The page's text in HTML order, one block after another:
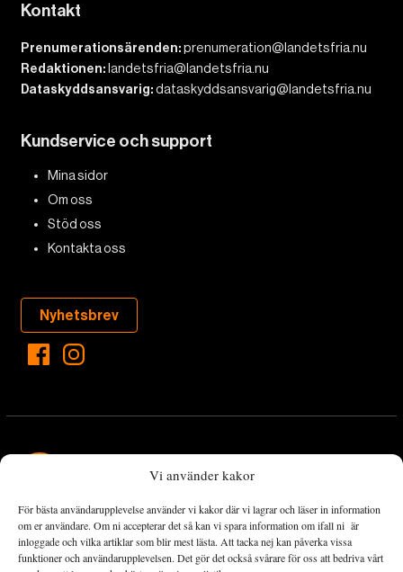
Vi använder kakor
För bästa användarupplevelse använder vi kakor där vi lagrar och läser in information
om er användare. Om ni accepterar det så kan vi spara information om ifall ni är
inloggade och vilka artiklar som blir mest lästa. Att tacka nej kan påverka vissa
funktioner och användarupplevelsen. Det gör det också svårare för oss att bedriva vårt
Kontakt
Prenumerationsärenden:prenumeration@landetsfria.nu
Redaktionen: landetsfria@landetsfria.nu
Dataskyddsansvarig:dataskyddsansvarig@landetsfria.nu
Kundservice och support
Mina sidor
Om oss
Stöd oss
Kontakta oss
Nyhetsbrev
Landets Fria Tidning är en nyhetstidning med bred bevakning av
det viktigaste som händer lokalt och globalt och med fokus på
omställningsrörelsen. En omställning till ett hållbart samhälle går